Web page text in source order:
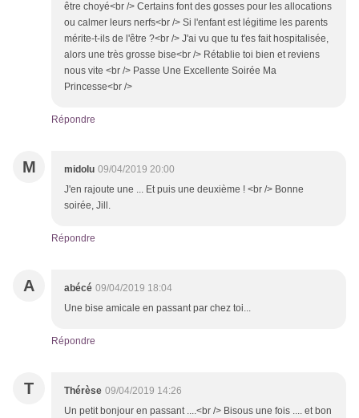
être choyé<br /> Certains font des gosses pour les allocations
ou calmer leurs nerfs<br /> Si l'enfant est légitime les parents
mérite-t-ils de l'être ?<br /> J'ai vu que tu t'es fait hospitalisée,
alors une très grosse bise<br /> Rétablie toi bien et reviens
nous vite <br /> Passe Une Excellente Soirée Ma
Princesse<br />
Répondre
M midolu 09/04/2019 20:00
J'en rajoute une ... Et puis une deuxième ! <br /> Bonne
soirée, Jill.
Répondre
A abécé 09/04/2019 18:04
Une bise amicale en passant par chez toi...
Répondre
T Thérèse 09/04/2019 14:26
Un petit bonjour en passant ....<br /> Bisous une fois .... et bon